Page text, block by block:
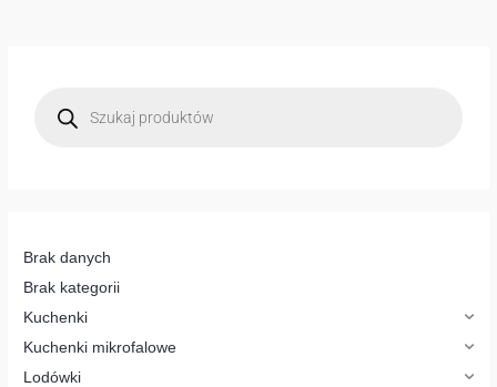
p
o
u
k
t
ó
w
Brak danych
Brak kategorii
Kuchenki
Kuchenki mikrofalowe
Lodówki